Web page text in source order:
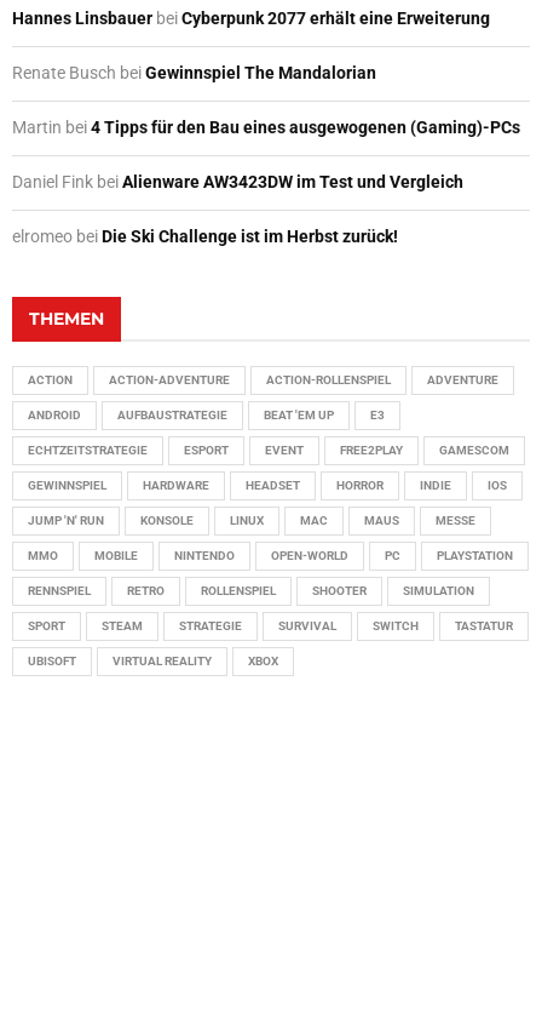
Hannes Linsbauer beiCyberpunk 2077 erhält eine Erweiterung
Renate Busch beiGewinnspiel The Mandalorian
Martin bei4 Tipps für den Bau eines ausgewogenen (Gaming)-PCs
Daniel Fink beiAlienware AW3423DW im Test und Vergleich
elromeo beiDie Ski Challenge ist im Herbst zurück!
THEMEN
ACTION ACTION-ADVENTURE ACTION-ROLLENSPIEL ADVENTURE
ANDROID AUFBAUSTRATEGIE BEAT 'EM UP E3
ECHTZEITSTRATEGIE ESPORT EVENT FREE2PLAY GAMESCOM
GEWINNSPIEL HARDWARE HEADSET HORROR INDIE IOS
JUMP 'N' RUN KONSOLE LINUX MAC MAUS MESSE
MMO MOBILE NINTENDO OPEN-WORLD PC PLAYSTATION
RENNSPIEL RETRO ROLLENSPIEL SHOOTER SIMULATION
SPORT STEAM STRATEGIE SURVIVAL SWITCH TASTATUR
UBISOFT VIRTUAL REALITY XBOX